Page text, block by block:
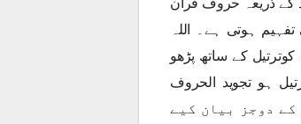
ہوتی ہے۔ اللہ
کے ساتھ پڑھو
ہو تجوید الحروف
اس تفسیر میں ترتیل کے دوجز بیان کیے